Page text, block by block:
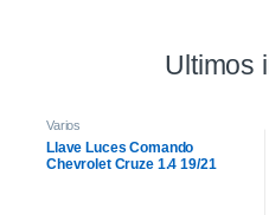
Ultimos
Varios
Llave Luces Comando
Chevrolet Cruze 1.4 19/21